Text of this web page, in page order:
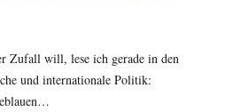
Zufall will, lese ich gerade in den
und internationale Politik: